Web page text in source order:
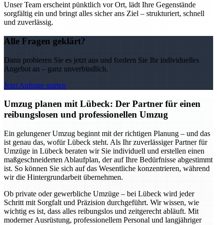
Unser Team erscheint pünktlich vor Ort, lädt Ihre Gegenstände
sorgfältig ein und bringt alles sicher ans Ziel – strukturiert, schnell
und zuverlässig.
Alle Fragen geklärt?
Dann probieren Sie es jetzt aus und fordern Sie Ihr individuelles
Angebot an – ganz unverbindlich.
Jetzt Anfrage starten
Umzug planen mit Lübeck: Der Partner für einen
reibungslosen und professionellen Umzug
Ein gelungener Umzug beginnt mit der richtigen Planung – und das
ist genau das, wofür Lübeck steht. Als Ihr zuverlässiger Partner für
Umzüge in Lübeck beraten wir Sie individuell und erstellen einen
maßgeschneiderten Ablaufplan, der auf Ihre Bedürfnisse abgestimmt
ist. So können Sie sich auf das Wesentliche konzentrieren, während
wir die Hintergrundarbeit übernehmen.
Ob private oder gewerbliche Umzüge – bei Lübeck wird jeder
Schritt mit Sorgfalt und Präzision durchgeführt. Wir wissen, wie
wichtig es ist, dass alles reibungslos und zeitgerecht abläuft. Mit
moderner Ausrüstung, professionellem Personal und langjähriger